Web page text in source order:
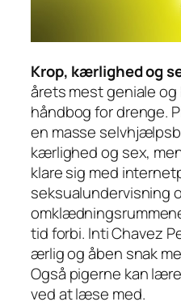
Krop, kærlighed og
årets mest geniale
håndbog for drenge.
en masse
kærlighed og sex,
klare sig med
seksualundervisning
tid forbi. Inti Chavez
ærlig og åben snak
Også pigerne kan
ved at læse med.